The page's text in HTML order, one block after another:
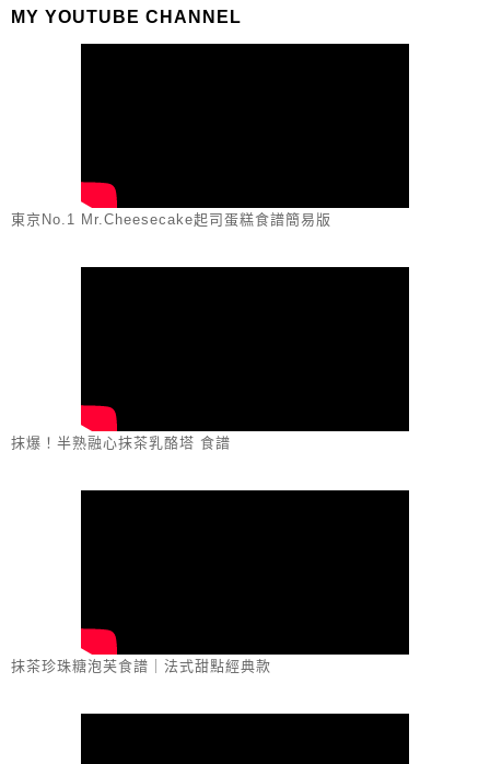
MY YOUTUBE CHANNEL
東京No.1 Mr.Cheesecake起司蛋糕食譜簡易版
抹爆！半熟融心抹茶乳酪塔 食譜
抹茶珍珠糖泡芙食譜｜法式甜點經典款